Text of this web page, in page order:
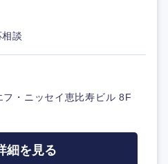
談
・ニッセイ恵比寿ビル 8F
細を見る